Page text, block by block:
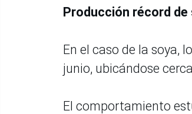
Producción récord de
En el caso de la soya,
junio, ubicándose
El comportamiento